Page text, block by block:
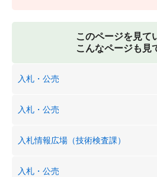
このページを見て
こんなページも見
入札・公売
入札・公売
入札情報広場（技術検査課）
入札・公売